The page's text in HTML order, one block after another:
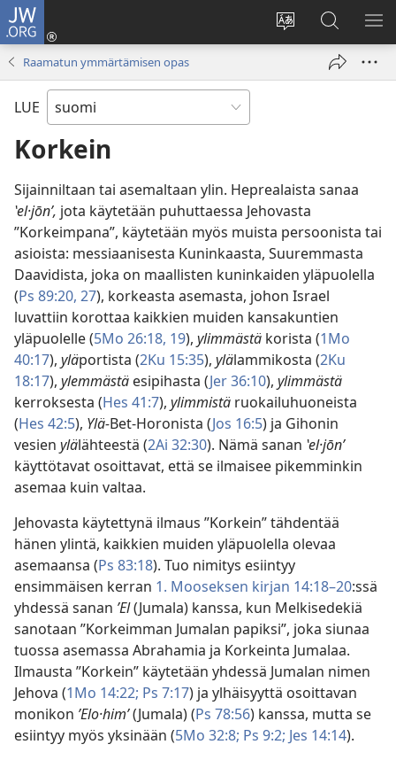
JW.ORG
Vaihda
sivuston
Kirjaudu
(avaa
Hae
JW.ORG-
sivustolta
Raamatun ymmärtämisen opas
LUE
Korkein
Sijainniltaan tai asemaltaan ylin. Heprealaista sanaa
ʽel·jōnʹ, jota käytetään puhuttaessa Jehovasta
”Korkeimpana”, käytetään myös muista persoonista tai
asioista: messiaanisesta Kuninkaasta, Suuremmasta
Daavidista, joka on maallisten kuninkaiden yläpuolella
(Ps 89:20, 27), korkeasta asemasta, johon Israel
luvattiin korottaa kaikkien muiden kansakuntien
yläpuolelle (5Mo 26:18, 19), ylimmästä korista (1Mo
40:17), yläportista (2Ku 15:35), ylälammikosta (2Ku
18:17), ylemmästä esipihasta (Jer 36:10), ylimmästä
kerroksesta (Hes 41:7), ylimmistä ruokailuhuoneista
(Hes 42:5), Ylä-Bet-Horonista (Jos 16:5) ja Gihonin
vesien ylälähteestä (2Ai 32:30). Nämä sanan ʽel·jōnʹ
käyttötavat osoittavat, että se ilmaisee pikemminkin
asemaa kuin valtaa.
Jehovasta käytettynä ilmaus ”Korkein” tähdentää
hänen ylintä, kaikkien muiden yläpuolella olevaa
asemaansa (Ps 83:18). Tuo nimitys esiintyy
ensimmäisen kerran 1. Mooseksen kirjan 14:18–20:ssä
yhdessä sanan ʼEl(Jumala) kanssa, kun Melkisedekiä
sanotaan ”Korkeimman Jumalan papiksi”, joka siunaa
tuossa asemassa Abrahamia ja Korkeinta Jumalaa.
Ilmausta ”Korkein” käytetään yhdessä Jumalan nimen
Jehova (1Mo 14:22; Ps 7:17) ja ylhäisyyttä osoittavan
monikon ʼElo·himʹ(Jumala) (Ps 78:56) kanssa, mutta se
esiintyy myös yksinään (5Mo 32:8; Ps 9:2; Jes 14:14).